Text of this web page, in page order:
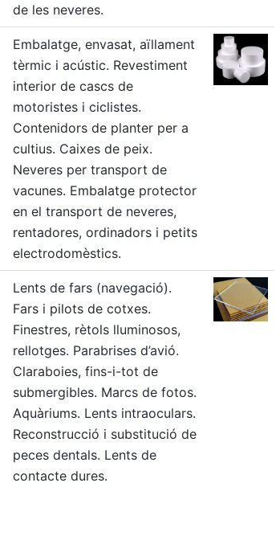
de les neveres.
Embalatge, envasat, aïllament
tèrmic i acústic. Revestiment
interior de cascs de
motoristes i ciclistes.
Contenidors de planter per a
cultius. Caixes de peix.
Neveres per transport de
vacunes. Embalatge protector
en el transport de neveres,
rentadores, ordinadors i petits
electrodomèstics.
Lents de fars (navegació).
Fars i pilots de cotxes.
Finestres, rètols lluminosos,
rellotges. Parabrises d’avió.
Claraboies, fins-i-tot de
submergibles. Marcs de fotos.
Aquàriums. Lents intraoculars.
Reconstrucció i substitució de
peces dentals. Lents de
contacte dures.